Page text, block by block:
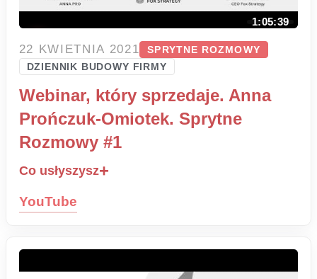
1:05:39
22 KWIETNIA 2021
SPRYTNE ROZMOWY
DZIENNIK BUDOWY FIRMY
Webinar, który sprzedaje. Anna
Prończuk-Omiotek. Sprytne
Rozmowy #1
Co usłyszysz
YouTube